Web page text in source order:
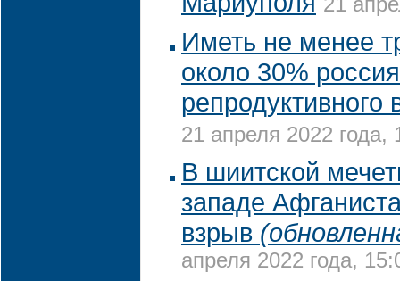
Иметь не менее
около 30%
репродуктивного
21 апреля 2022 года,
В шиитской
западе
взрыв
апреля 2022 года,